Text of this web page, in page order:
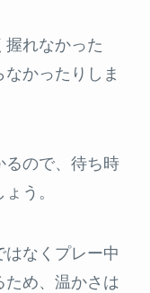
れなかった
かったりしま
るので、待ち時
う。
なくプレー中
ため、温かさは